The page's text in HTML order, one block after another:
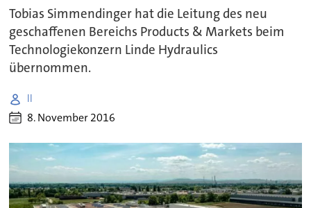
Tobias Simmendinger hat die Leitung des neu
geschaffenen Bereichs Products & Markets beim
Technologiekonzern Linde Hydraulics
übernommen.
ll
8. November 2016